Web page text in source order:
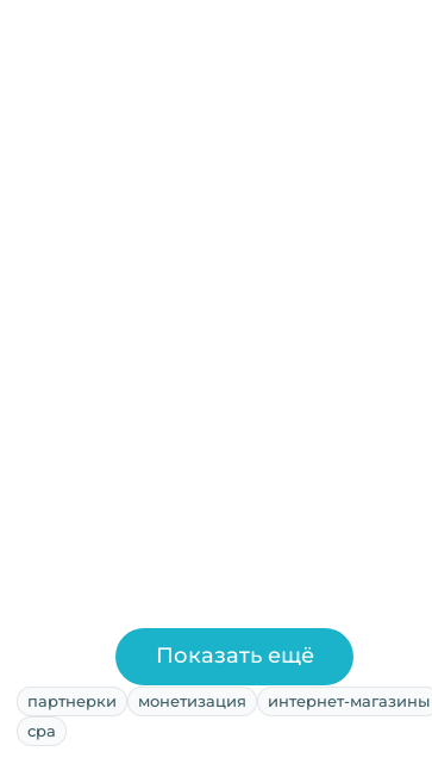
партнерки монетизация
интернет-магазины
cpa
Показать ещё